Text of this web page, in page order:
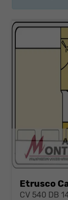
Etrusco
CV 540 DB